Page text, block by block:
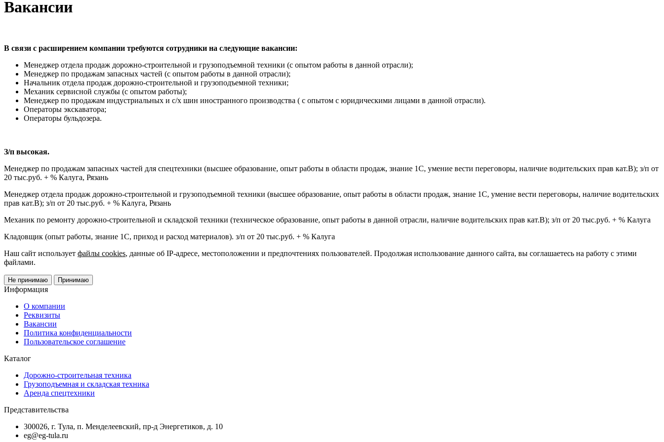
Вакансии
В связи с расширением компании требуются сотрудники на следующие вакансии:
Менеджер отдела продаж дорожно-строительной и грузоподъемной техники (с опытом работы в данной отрасли);
Менеджер по продажам запасных частей (с опытом работы в данной отрасли);
Начальник отдела продаж дорожно-строительной и грузоподъемной техники;
Механик сервисной службы (с опытом работы);
Менеджер по продажам индустриальных и с/х шин иностранного производства ( с опытом с юридическими лицами в данной отрасли).
Операторы экскаватора;
Операторы бульдозера.
З/п высокая.
Менеджер по продажам запасных частей для спецтехники (высшее образование, опыт работы в области продаж, знание 1С, умение вести переговоры, наличие водительских прав кат.В); з/п от
20 тыс.руб. + % Калуга, Рязань
Менеджер отдела продаж дорожно-строительной и грузоподъемной техники (высшее образование, опыт работы в области продаж, знание 1С, умение вести переговоры, наличие водительских
прав кат.В); з/п от 20 тыс.руб. + % Калуга, Рязань
Механик по ремонту дорожно-строительной и складской техники (техническое образование, опыт работы в данной отрасли, наличие водительских прав кат.В); з/п от 20 тыс.руб. + % Калуга
Кладовщик (опыт работы, знание 1С, приход и расход материалов). з/п от 20 тыс.руб. + % Калуга
Наш сайт использует файлы cookies, данные об IP-адресе, местоположении и предпочтениях пользователей. Продолжая использование данного сайта, вы соглашаетесь на работу с этими
файлами.
Не принимаю Принимаю
Информация
О компании
Реквизиты
Вакансии
Политика конфиденциальности
Пользовательское соглашение
Каталог
Дорожно-строительная техника
Грузоподъемная и складская техника
Аренда спецтехники
Представительства
300026, г. Тула, п. Менделеевский, пр-д Энергетиков, д. 10
eg@eg-tula.ru